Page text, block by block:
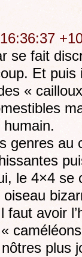
se fait
Et
«
humain.
genres
le 4×4 se
faut avoir
plus